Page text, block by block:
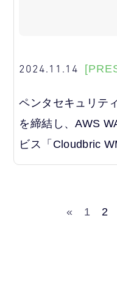
2024.11.14
ペンタセキュリテ
を締結し、AWS
ビス「Cloudbric
« 1 2